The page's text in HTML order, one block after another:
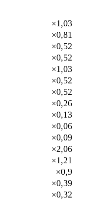
×1,03
×0,81
×0,52
×0,52
×1,03
×0,52
×0,52
×0,26
×0,13
×0,06
×0,09
×2,06
×1,21
×0,9
×0,39
×0,32